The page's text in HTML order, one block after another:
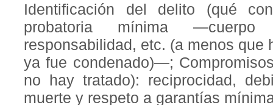
Identificación del delito (qué
probatoria mínima
responsabilidad, etc. (a menos que
ya fue condenado)—;
no hay tratado): reciprocidad,
muerte y respeto a garantías